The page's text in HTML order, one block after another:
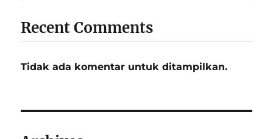
Recent Comments
Tidak ada komentar untuk ditampilkan.